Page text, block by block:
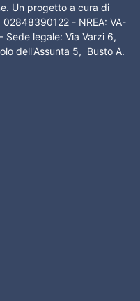
Un progetto a cura di
02848390122 - NREA: VA-
legale: Via Varzi 6,
dell'Assunta 5, Busto A.